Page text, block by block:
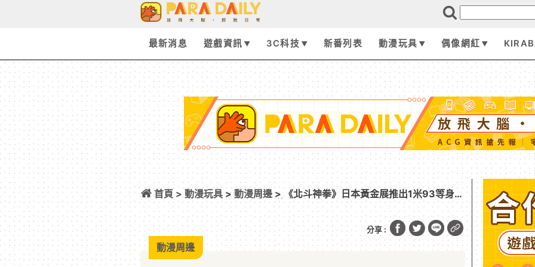
最新消息 遊戲資訊 3C科技 新番列表 動漫玩具 偶像網紅
首頁 >動漫玩具 >動漫周邊> 《北斗神拳》日本黃金展推出1米93等身黃
金拳四郎雕像 天啊 是黃金拳鬥士！？
分享 :
動漫周邊